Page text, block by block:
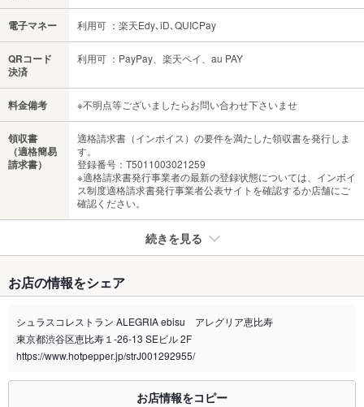
電子マネー 利用可 ：楽天Edy､iD､QUICPay
QRコード
決済
利用可 ：PayPay、楽天ペイ、au PAY
料金備考 ※不明点等ございましたらお問い合わせ下さいませ
領収書
（適格簡易
請求書）
適格請求書（インボイス）の要件を満たした領収書を発行しま
す。
登録番号：T5011003021259
※適格請求書発行事業者の最新の登録状態については、インボイ
ス制度適格請求書発行事業者公表サイトを確認するか店舗にご
確認ください。
続きを見る
禁煙・喫煙
全席禁煙
題 3300円～ランチシュラスコ食べ放題
喫煙専用室 なし
お店の情報をシェア
シュラスコレストラン ALEGRIA ebisu アレグリア恵比寿
東京都渋谷区恵比寿１-26-13 SEビル 2F
https://www.hotpepper.jp/strJ001292955/
お店情報をコピー